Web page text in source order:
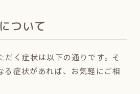
ついて
だく症状は以下の通りです。そ
る症状があれば、お気軽にご相